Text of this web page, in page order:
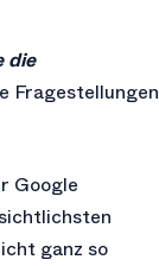
die
Fragestellungen
Google
ganz so